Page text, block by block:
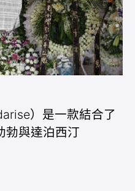
）是一款結合了
勃與達泊西汀